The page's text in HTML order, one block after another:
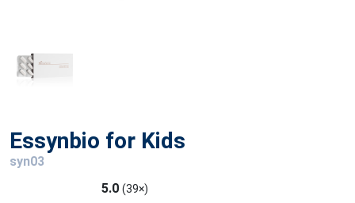
Essynbio for Kids
syn03
5.0 (39×)